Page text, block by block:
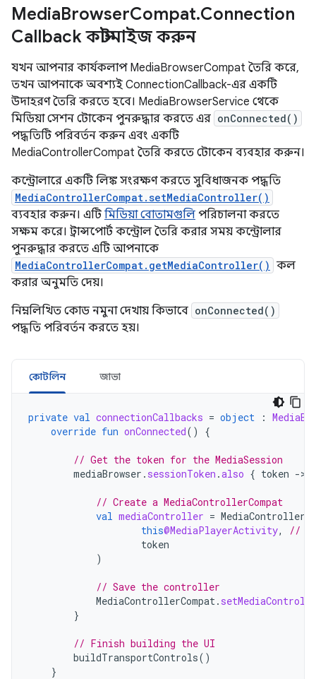
MediaBrowserCompat.Connection
Callback কাস্টমাইজ করুন
যখন আপনার কার্যকলাপ MediaBrowserCompat তৈরি করে,
তখন আপনাকে অবশ্যই ConnectionCallback-এর একটি
উদাহরণ তৈরি করতে হবে। MediaBrowserService থেকে
মিডিয়া সেশন টোকেন পুনরুদ্ধার করতে এর onConnected()
পদ্ধতিটি পরিবর্তন করুন এবং একটি
MediaControllerCompat তৈরি করতে টোকেন ব্যবহার করুন।
কন্ট্রোলারে একটি লিঙ্ক সংরক্ষণ করতে সুবিধাজনক পদ্ধতি
MediaControllerCompat.setMediaController()
ব্যবহার করুন। এটি মিডিয়া বোতামগুলি পরিচালনা করতে
সক্ষম করে। ট্রান্সপোর্ট কন্ট্রোল তৈরি করার সময় কন্ট্রোলার
পুনরুদ্ধার করতে এটি আপনাকে
MediaControllerCompat.getMediaController() কল
করার অনুমতি দেয়।
নিম্নলিখিত কোড নমুনা দেখায় কিভাবে onConnected()
পদ্ধতি পরিবর্তন করতে হয়।
কোটলিন জাভা
private val connectionCallbacks = object :
override fun onConnected() {
// Get the token for the MediaSession
mediaBrowser . sessionToken .also { token ->
// Create a MediaControllerCompat
val mediaController =
this@MediaPlayerActivity,
//
token
)
// Save the controller
MediaControllerCompat.
}
// Finish building the UI
buildTransportControls()
}